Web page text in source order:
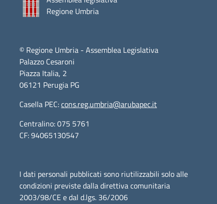
Regione Umbria
© Regione Umbria - Assemblea Legislativa
Palazzo Cesaroni
Piazza Italia, 2
06121 Perugia PG
Casella PEC:cons.reg.umbria@arubapec.it
Centralino: 075 5761
CF: 94065130547
I dati personali pubblicati sono riutilizzabili solo alle
condizioni previste dalla direttiva comunitaria
2003/98/CE e dal d.lgs. 36/2006